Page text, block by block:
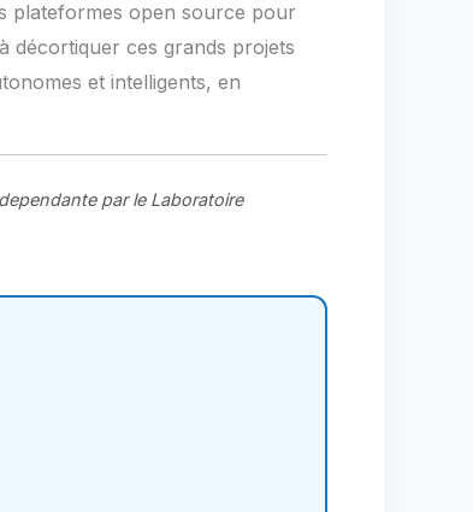
plateformes open source pour
décortiquer ces grands projets
et intelligents, en
par le Laboratoire